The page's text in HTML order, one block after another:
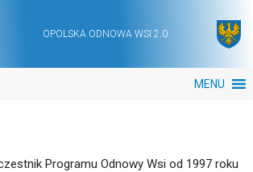
OPOLSKA ODNOWA WSI 2.0
MENU
Programu Odnowy Wsi od 1997 roku